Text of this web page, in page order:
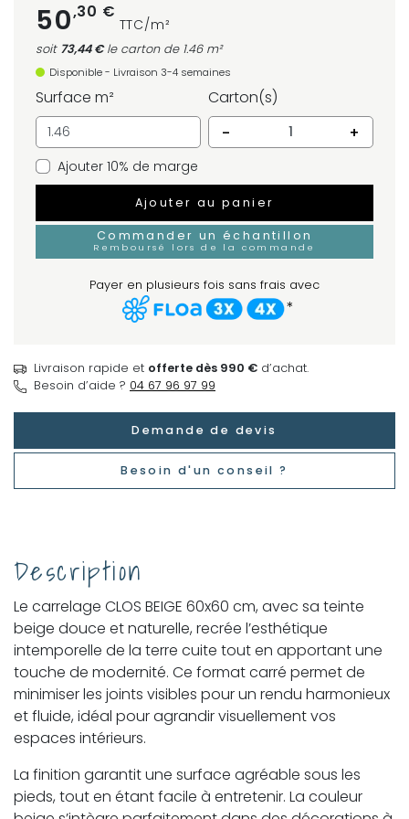
50,30 €
TTC/m²
soit 73,44 €le carton de 1.46 m²
Disponible - Livraison 3-4 semaines
Surface m²
Carton(s)
-
+
Ajouter 10% de marge
Ajouter au panier
Commander un échantillon
Remboursé lors de la commande
Payer en plusieurs fois sans frais avec
*
Livraison rapide et offerte dès 990 € d’achat.
Besoin d’aide ? 04 67 96 97 99
Demande de devis
Besoin d'un conseil ?
Description
Le carrelage CLOS BEIGE 60x60 cm, avec sa teinte
beige douce et naturelle, recrée l’esthétique
intemporelle de la terre cuite tout en apportant une
touche de modernité. Ce format carré permet de
minimiser les joints visibles pour un rendu harmonieux
et fluide, idéal pour agrandir visuellement vos
espaces intérieurs.
La finition garantit une surface agréable sous les
pieds, tout en étant facile à entretenir. La couleur